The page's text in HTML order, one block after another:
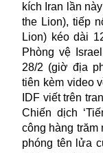
kích Iran lần
the Lion), tiếp
Lion) kéo dài
Phòng vệ
28/2 (giờ địa
tiên kèm video
IDF viết trên
Chiến dịch
công hàng trăm
phóng tên lửa